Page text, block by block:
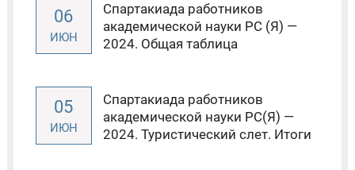
06
ИЮН
Спартакиада работников
академической науки РС (Я) —
2024. Общая таблица
05
ИЮН
Спартакиада работников
академической науки РС(Я) —
2024. Туристический слет. Итоги